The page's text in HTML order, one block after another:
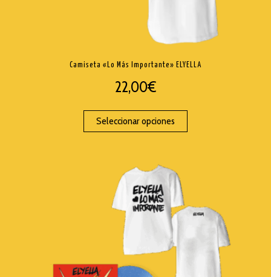
Camiseta «Lo Más Importante» ELYELLA
22,00€
Seleccionar opciones